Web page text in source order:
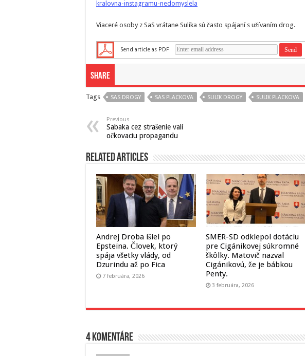
kralovna-instagramu-nedomyslela
Viaceré osoby z SaS vrátane Sulíka sú často spájaní s užívaním drog.
Send article as PDF
Share
Tags SAS DROGY SAS PLACKOVA SULIK DROGY SULIK PLACKOVA
Previous
Sabaka cez strašenie valí
očkovaciu propagandu
Related Articles
Andrej Droba išiel po
Epsteina. Človek, ktorý
spája všetky vlády, od
Dzurindu až po Fica
7 februára, 2026
SMER-SD odklepol dotáciu
pre Cigánikovej súkromné
škôlky. Matovič nazval
Cigánikovú, že je bábkou
Penty.
3 februára, 2026
4 komentáre